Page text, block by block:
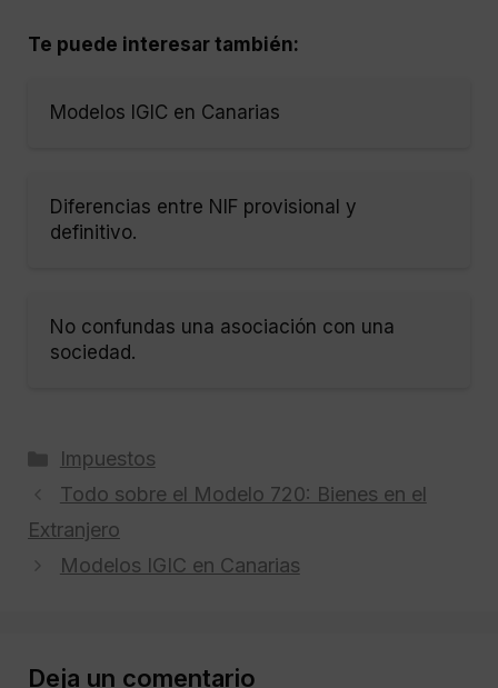
Te puede interesar también:
Modelos IGIC en Canarias
Diferencias entre NIF provisional y
definitivo.
No confundas una asociación con una
sociedad.
Categorías
Impuestos
Todo sobre el Modelo 720: Bienes en el
Extranjero
Modelos IGIC en Canarias
Deja un comentario